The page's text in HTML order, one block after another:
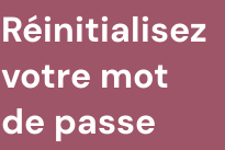
Réinitialisez
votre mot
de passe